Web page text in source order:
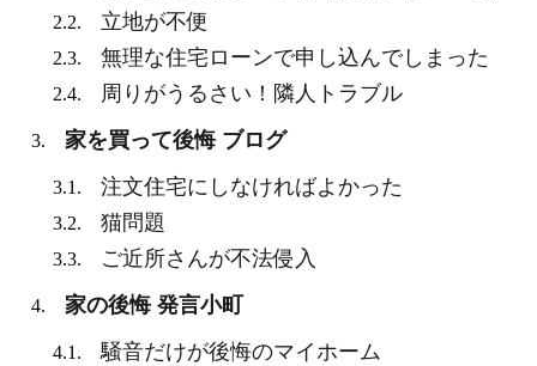
2.2. 立地が不便
2.3. 無理な住宅ローンで申し込んでしまった
2.4. 周りがうるさい！隣人トラブル
3. 家を買って後悔 ブログ
3.1. 注文住宅にしなければよかった
3.2. 猫問題
3.3. ご近所さんが不法侵入
4. 家の後悔 発言小町
4.1. 騒音だけが後悔のマイホーム